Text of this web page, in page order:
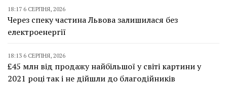
18:17 6 СЕРПНЯ, 2026
Через спеку частина Львова залишилася без
електроенергії
18:13 6 СЕРПНЯ, 2026
£45 млн від продажу найбільшої у світі картини у
2021 році так і не дійшли до благодійників